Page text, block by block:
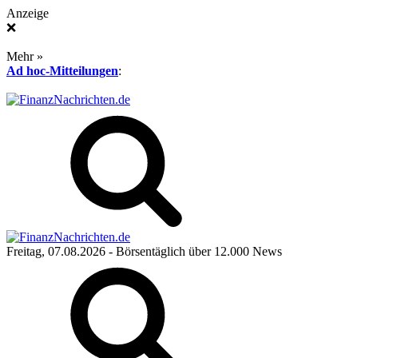
Anzeige
❌
Mehr »
Ad hoc-Mitteilungen:
Freitag, 07.08.2026 - Börsentäglich über 12.000 News